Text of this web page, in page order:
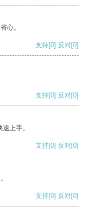
心。
支持[0] 反对[0]
支持[0] 反对[0]
上手。
支持[0] 反对[0]
支持[0] 反对[0]